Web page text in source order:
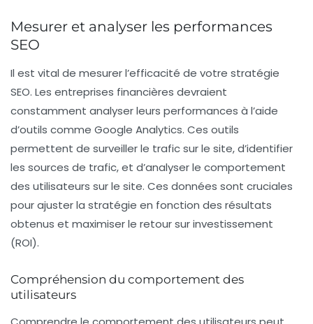
Mesurer et analyser les performances
SEO
Il est vital de mesurer l’efficacité de votre stratégie
SEO. Les entreprises financières devraient
constamment analyser leurs performances à l’aide
d’outils comme Google Analytics. Ces outils
permettent de surveiller le trafic sur le site, d’identifier
les sources de trafic, et d’analyser le comportement
des utilisateurs sur le site. Ces données sont cruciales
pour ajuster la stratégie en fonction des résultats
obtenus et maximiser le retour sur investissement
(ROI).
Compréhension du comportement des
utilisateurs